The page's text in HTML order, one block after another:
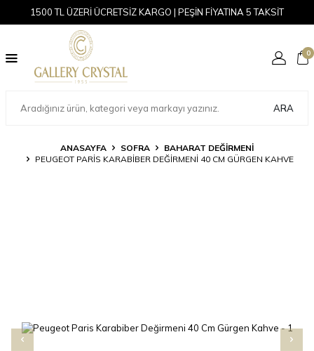
1500 TL ÜZERİ ÜCRETSİZ KARGO | PEŞİN FİYATINA 5 TAKSİT
ARA
0
ANASAYFA SOFRA
BAHARAT DEĞIRMENI
PEUGEOT PARIS KARABIBER DEĞIRMENI 40 CM GÜRGEN KAHVE